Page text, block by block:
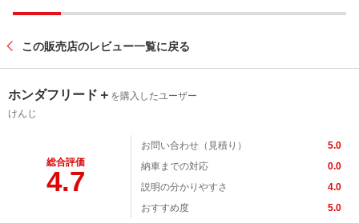
ネット予約でキャンペーンに応募しよ
この販売店のレビュー一覧に戻る
ホンダフリード＋ を購入したユーザー
けんじ
総合評価
4.7
お問い合わせ（見積り）
5.0
納車までの対応
0.0
説明の分かりやすさ
4.0
おすすめ度
5.0